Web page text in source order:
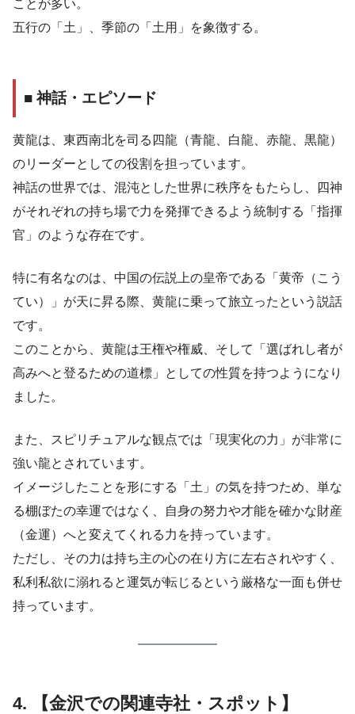
ことが多い。
五行の「土」、季節の「土用」を象徴する。
■ 神話・エピソード
黄龍は、東西南北を司る四龍（青龍、白龍、赤龍、黒龍）
のリーダーとしての役割を担っています。
神話の世界では、混沌とした世界に秩序をもたらし、四神
がそれぞれの持ち場で力を発揮できるよう統制する「指揮
官」のような存在です。
特に有名なのは、中国の伝説上の皇帝である「黄帝（こう
てい）」が天に昇る際、黄龍に乗って旅立ったという説話
です。
このことから、黄龍は王権や権威、そして「選ばれし者が
高みへと登るための道標」としての性質を持つようになり
ました。
また、スピリチュアルな観点では「現実化の力」が非常に
強い龍とされています。
イメージしたことを形にする「土」の気を持つため、単な
る棚ぼたの幸運ではなく、自身の努力や才能を確かな財産
（金運）へと変えてくれる力を持っています。
ただし、その力は持ち主の心の在り方に左右されやすく、
私利私欲に溺れると運気が転じるという厳格な一面も併せ
持っています。
4. 【金沢での関連寺社・スポット】